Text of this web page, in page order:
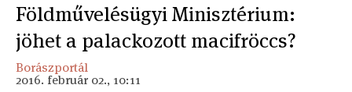
Földművelésügyi Minisztérium:
jöhet a palackozott macifröccs?
Borászportál
2016. február 02., 10:11